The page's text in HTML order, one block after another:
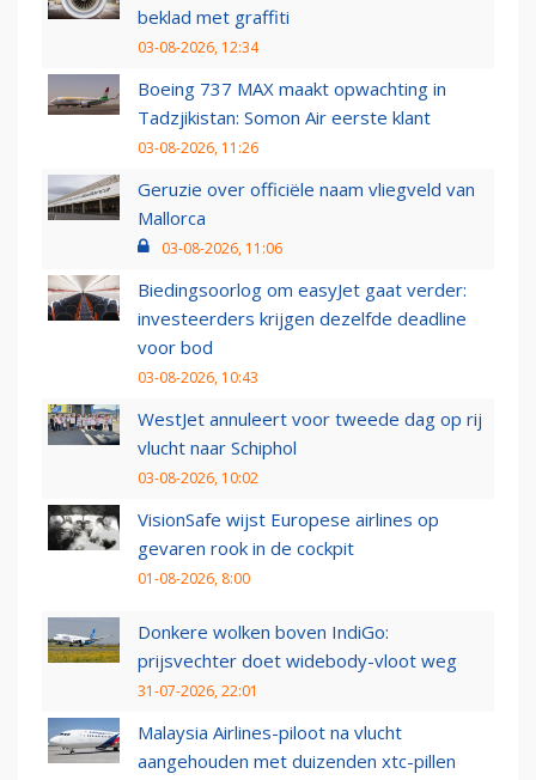
beklad met graffiti
03-08-2026, 12:34
Boeing 737 MAX maakt opwachting in
Tadzjikistan: Somon Air eerste klant
03-08-2026, 11:26
Geruzie over officiële naam vliegveld van
Mallorca
03-08-2026, 11:06
Biedingsoorlog om easyJet gaat verder:
investeerders krijgen dezelfde deadline
voor bod
03-08-2026, 10:43
WestJet annuleert voor tweede dag op rij
vlucht naar Schiphol
03-08-2026, 10:02
VisionSafe wijst Europese airlines op
gevaren rook in de cockpit
01-08-2026, 8:00
Donkere wolken boven IndiGo:
prijsvechter doet widebody-vloot weg
31-07-2026, 22:01
Malaysia Airlines-piloot na vlucht
aangehouden met duizenden xtc-pillen